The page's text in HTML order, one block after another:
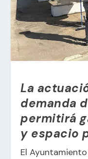
La
demanda
permitirá
y espacio
El